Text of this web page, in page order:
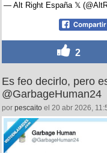
— Alt Right España 𝕏
2
Es feo decirlo, pero
@GarbageHuman24
por pescaito el 20 abr 2026,